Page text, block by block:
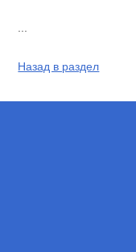
Назад в раздел